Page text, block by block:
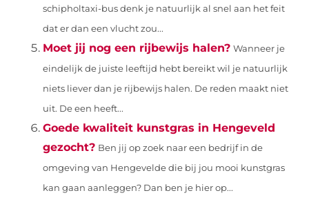
schipholtaxi-bus denk je natuurlijk al snel aan het feit
dat er dan een vlucht zou...
Moet jij nog een rijbewijs halen? Wanneer je
eindelijk de juiste leeftijd hebt bereikt wil je natuurlijk
niets liever dan je rijbewijs halen. De reden maakt niet
uit. De een heeft...
Goede kwaliteit kunstgras in Hengeveld
gezocht? Ben jij op zoek naar een bedrijf in de
omgeving van Hengevelde die bij jou mooi kunstgras
kan gaan aanleggen? Dan ben je hier op...